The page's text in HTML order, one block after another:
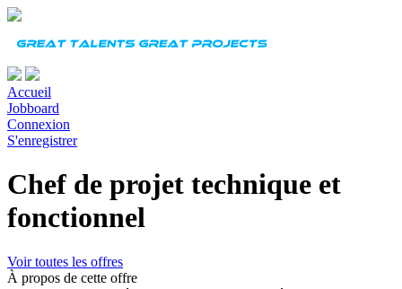
Accueil
Jobboard
Connexion
S'enregistrer
Chef de projet technique et
fonctionnel
Voir toutes les offres
À propos de cette offre